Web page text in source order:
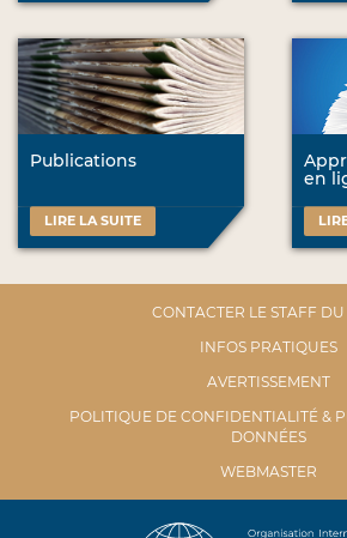
Publications
LIRE LA SUITE
en
CONTACTER LE STAFF
INFOS PRATIQUES
AVERTISSEMENT
POLITIQUE DE CONFIDENTIALITÉ &
DONNÉES
WEBMASTER